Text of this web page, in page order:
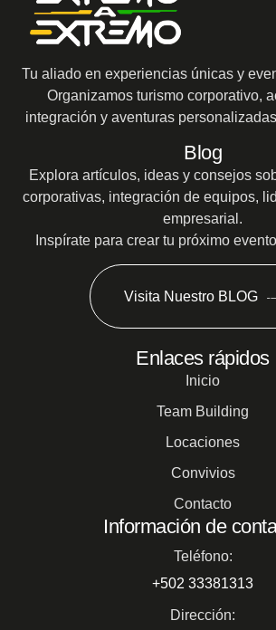
Tu aliado en experiencias únicas y
Organizamos turismo corporativo,
integración y aventuras
Blog
Explora artículos, ideas y consejos
corporativas, integración de equipos,
empresarial.
Inspírate para crear tu próximo
Visita Nuestro BLOG
Enlaces rápidos
Inicio
Team Building
Locaciones
Convivios
Contacto
Información de
Teléfono:
+502 33381313
Dirección: